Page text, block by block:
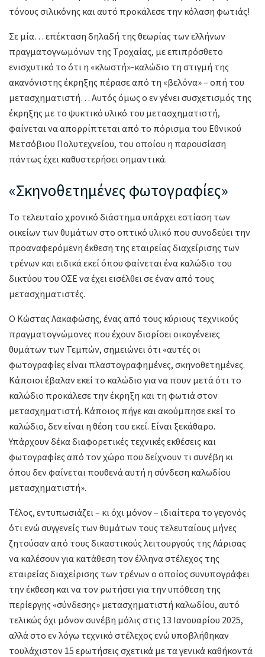
τόνους σιλικόνης και αυτό προκάλεσε την κόλαση φωτιάς!
Σε μία… επέκταση δηλαδή της θεωρίας των ελλήνων
πραγματογνωμόνων της Τροχαίας, με επιπρόσθετο
ενισχυτικό το ότι η «κλωστή»-καλώδιο τη στιγμή της
ακανόνιστης έκρηξης πέρασε από τη «βελόνα» – οπή του
μετασχηματιστή… Αυτός όμως ο εν γένει συσχετισμός της
έκρηξης με το ψυκτικό υλικό του μετασχηματιστή,
φαίνεται να απορρίπτεται από το πόρισμα του Εθνικού
Μετσόβιου Πολυτεχνείου, του οποίου η παρουσίαση
πάντως έχει καθυστερήσει σημαντικά.
«Σκηνοθετημένες φωτογραφίες»
Το τελευταίο χρονικό διάστημα υπάρχει εστίαση των
οικείων των θυμάτων στο οπτικό υλικό που συνοδεύει την
προαναφερόμενη έκθεση της εταιρείας διαχείρισης των
τρένων και ειδικά εκεί όπου φαίνεται ένα καλώδιο του
δικτύου του ΟΣΕ να έχει εισέλθει σε έναν από τους
μετασχηματιστές.
Ο Κώστας Λακαφώσης, ένας από τους κύριους τεχνικούς
πραγματογνώμονες που έχουν διορίσει οικογένειες
θυμάτων των Τεμπών, σημειώνει ότι «αυτές οι
φωτογραφίες είναι πλαστογραφημένες, σκηνοθετημένες.
Κάποιοι έβαλαν εκεί το καλώδιο για να πουν μετά ότι το
καλώδιο προκάλεσε την έκρηξη και τη φωτιά στον
μετασχηματιστή. Κάποιος πήγε και ακούμπησε εκεί το
καλώδιο, δεν είναι η θέση του εκεί. Είναι ξεκάθαρο.
Υπάρχουν δέκα διαφορετικές τεχνικές εκθέσεις και
φωτογραφίες από τον χώρο που δείχνουν τι συνέβη κι
όπου δεν φαίνεται πουθενά αυτή η σύνδεση καλωδίου
μετασχηματιστή».
Τέλος, εντυπωσιάζει – κι όχι μόνον – ιδιαίτερα το γεγονός
ότι ενώ συγγενείς των θυμάτων τους τελευταίους μήνες
ζητούσαν από τους δικαστικούς λειτουργούς της Λάρισας
να καλέσουν για κατάθεση τον έλληνα στέλεχος της
εταιρείας διαχείρισης των τρένων ο οποίος συνυπογράφει
την έκθεση και να τον ρωτήσει για την υπόθεση της
περίεργης «σύνδεσης» μετασχηματιστή καλωδίου, αυτό
τελικώς όχι μόνον συνέβη μόλις στις 13 Ιανουαρίου 2025,
αλλά στο εν λόγω τεχνικό στέλεχος ενώ υποβλήθηκαν
τουλάχιστον 15 ερωτήσεις σχετικά με τα γενικά καθήκοντά